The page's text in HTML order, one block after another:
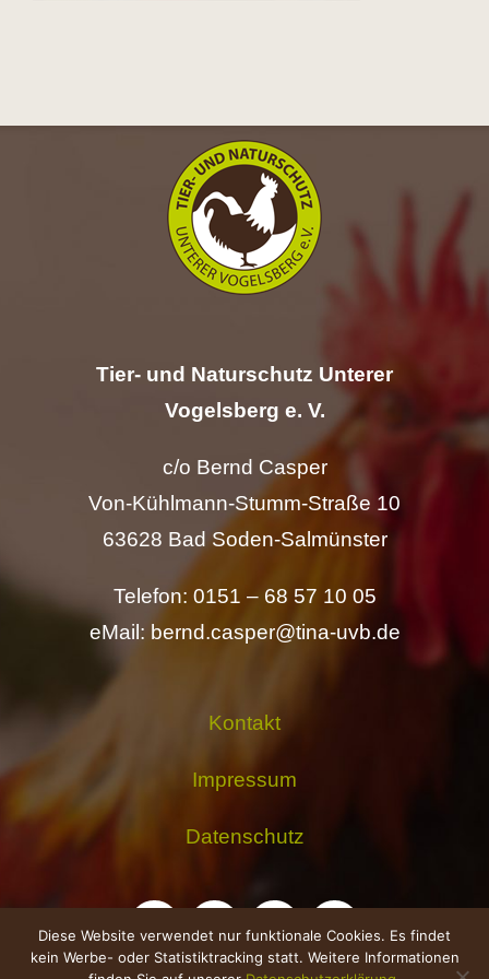
Tier- und Naturschutz Unterer
Vogelsberg e. V.
c/o Bernd Casper
Von-Kühlmann-Stumm-Straße 10
63628 Bad Soden-Salmünster
Telefon: 0151 – 68 57 10 05
eMail: bernd.casper@tina-uvb.de
Kontakt
Impressum
Datenschutz
Diese Website verwendet nur funktionale Cookies. Es findet
kein Werbe- oder Statistiktracking statt. Weitere Informationen